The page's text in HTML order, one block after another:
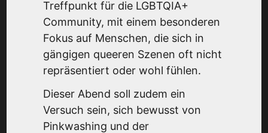
Treffpunkt für die LGBTQIA+
Community, mit einem besonderen
Fokus auf Menschen, die sich in
gängigen queeren Szenen oft nicht
repräsentiert oder wohl fühlen.
Dieser Abend soll zudem ein
Versuch sein, sich bewusst von
Pinkwashing und der